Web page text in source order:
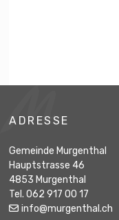
Footer
ADRESSE
Gemeinde Murgenthal
Hauptstrasse 46
4853 Murgenthal
Tel. 062 917 00 17
info@murgenthal.ch